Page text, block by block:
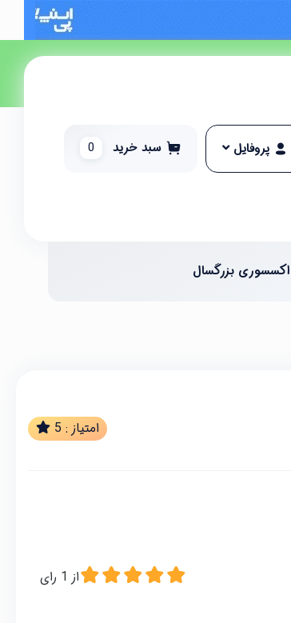
پروفایل سبد خرید 0
اکسسوری بزرگسال
امتیاز : 5
از 1 رای